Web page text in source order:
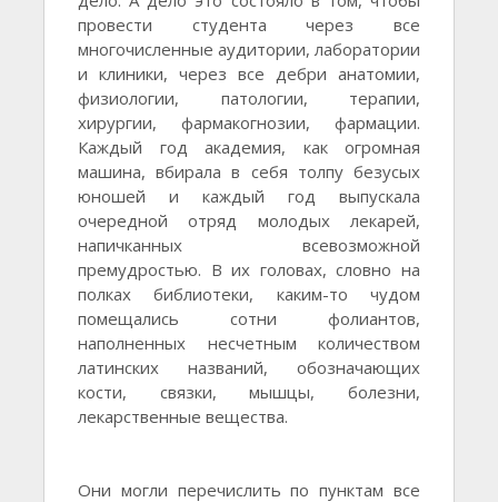
провести студента через все
многочисленные аудитории, лаборатории
и клиники, через все дебри анатомии,
физиологии, патологии, терапии,
хирургии, фармакогнозии, фармации.
Каждый год академия, как огромная
машина, вбирала в себя толпу безусых
юношей и каждый год выпускала
очередной отряд молодых лекарей,
напичканных всевозможной
премудростью. В их головах, словно на
полках библиотеки, каким-то чудом
помещались сотни фолиантов,
наполненных несчетным количеством
латинских названий, обозначающих
кости, связки, мышцы, болезни,
лекарственные вещества.
Они могли перечислить по пунктам все